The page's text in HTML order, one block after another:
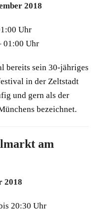
2018
Uhr
01:00 Uhr
bereits sein 30-jähriges
in der Zeltstadt
und gern als der
bezeichnet.
am
2018
20:30 Uhr